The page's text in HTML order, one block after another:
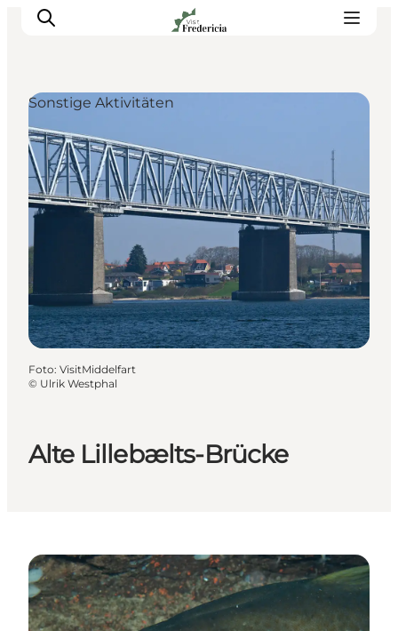
Veranstaltungen
Erlebnisse und Kultur
Restaurants
Unterkünfte
Reise planen
Book Führung
Alte Lillebælts-Brücke
Sonstige Aktivitäten
Foto: VisitMiddelfart
© Ulrik Westphal